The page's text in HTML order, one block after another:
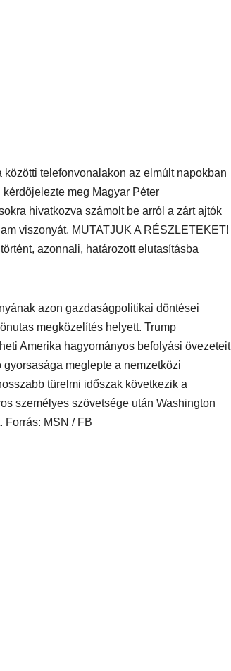
telefonvonalakon az elmúlt napokban
meg Magyar Péter
hivatkozva számolt be arról a zárt ajtók
viszonyát. MUTATJUK A RÉSZLETEKET!
azonnali, határozott elutasításba
azon gazdaságpolitikai döntései
megközelítés helyett. Trump
Amerika hagyományos befolyási övezeteit
meglepte a nemzetközi
türelmi időszak következik a
személyes szövetsége után Washington
Forrás: MSN / FB